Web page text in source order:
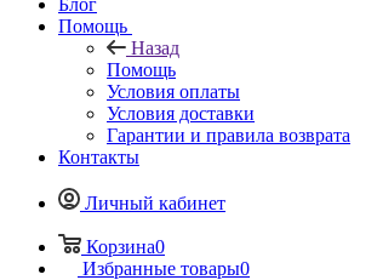
Блог
Помощь
Назад
Помощь
Условия оплаты
Условия доставки
Гарантии и правила возврата
Контакты
Личный кабинет
Корзина0
Избранные товары0